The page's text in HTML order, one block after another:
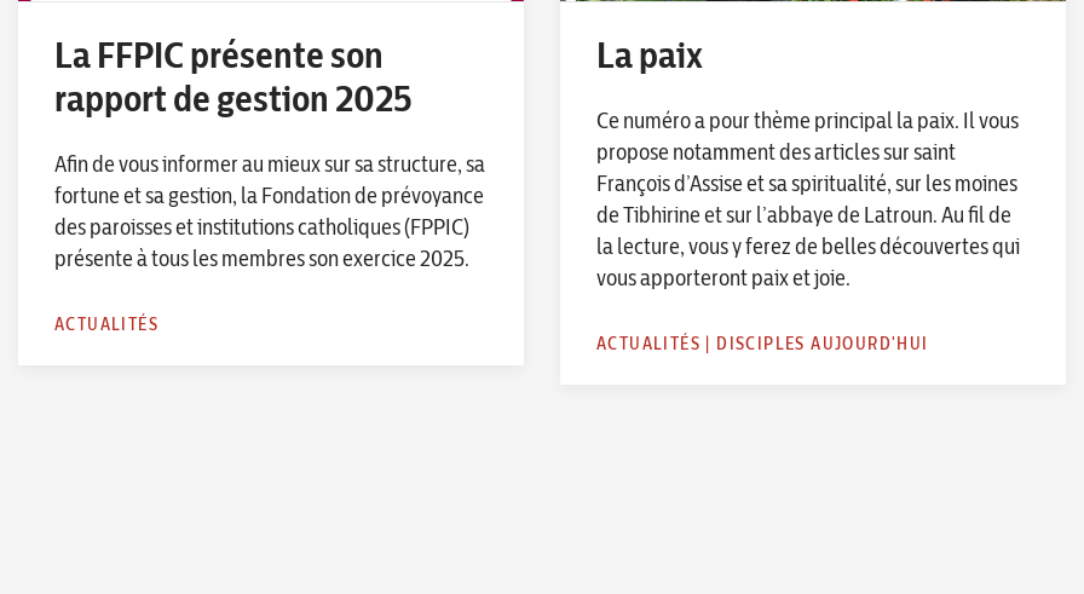
La FFPIC présente son
rapport de gestion 2025
Afin de vous informer au mieux sur sa structure, sa
fortune et sa gestion, la Fondation de prévoyance
des paroisses et institutions catholiques (FPPIC)
présente à tous les membres son exercice 2025.
ACTUALITÉS
La paix
Ce numéro a pour thème principal la paix. Il vous
propose notamment des articles sur saint
François d’Assise et sa spiritualité, sur les moines
de Tibhirine et sur l’abbaye de Latroun. Au fil de
la lecture, vous y ferez de belles découvertes qui
vous apporteront paix et joie.
ACTUALITÉS | DISCIPLES AUJOURD'HUI